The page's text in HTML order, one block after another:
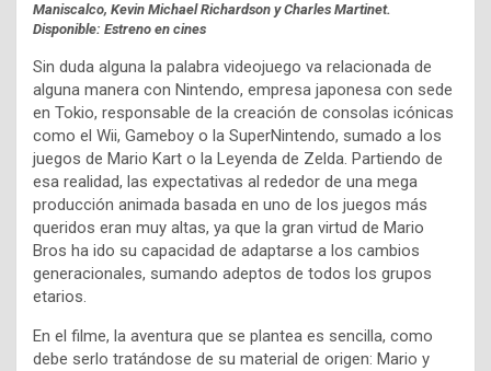
Maniscalco, Kevin Michael Richardson y Charles Martinet.
Disponible: Estreno en cines
Sin duda alguna la palabra videojuego va relacionada de
alguna manera con Nintendo, empresa japonesa con sede
en Tokio, responsable de la creación de consolas icónicas
como el Wii, Gameboy o la SuperNintendo, sumado a los
juegos de Mario Kart o la Leyenda de Zelda. Partiendo de
esa realidad, las expectativas al rededor de una mega
producción animada basada en uno de los juegos más
queridos eran muy altas, ya que la gran virtud de Mario
Bros ha ido su capacidad de adaptarse a los cambios
generacionales, sumando adeptos de todos los grupos
etarios.
En el filme, la aventura que se plantea es sencilla, como
debe serlo tratándose de su material de origen: Mario y